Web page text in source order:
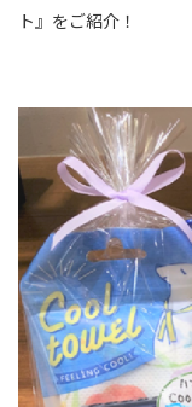
ト』をご紹介！